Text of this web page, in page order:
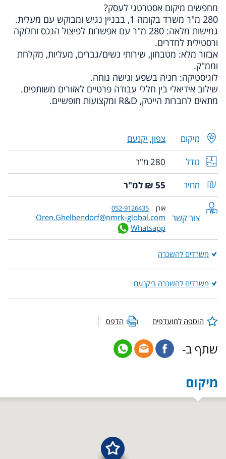
מחפשים מיקום אסטרטגי לעסק?
280 מ"ר משרד בקומה 1, בבניין נגיש ומבוקש עם מעלית.
גמישות מלאה: 280 מ"ר עם אפשרות לפיצול הנכס וחלוקה
ורסטילית לחדרים.
אבזור מלא: מטבחון, שירותי נשים/גברים, מעליות, מקלחת
וממ"ק.
לוגיסטיקה: חניה בשפע וגישה נוחה.
שילוב אידיאלי בין חללי עבודה פרטיים לאזורים משותפים.
מתאים לחברות הייטק, R&D ומקצועות חופשיים.
מיקום צפון, יקנעם
גודל
280 מ"ר
מחיר
55 ₪ למ"ר
צור קשר
אורן 052-9126435
Oren.Ghelbendorf@nmrk-global.com
Whatsapp
משרדים להשכרה
משרדים להשכרה ביקנעם
הוספה למועדפים הדפס
שתף ב-
מיקום